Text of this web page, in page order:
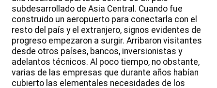
subdesarrollado de Asia Central. Cuando fue
construido un aeropuerto para conectarla con el
resto del país y el extranjero, signos evidentes de
progreso empezaron a surgir. Arribaron visitantes
desde otros países, bancos, inversionistas y
adelantos técnicos. Al poco tiempo, no obstante,
varias de las empresas que durante años habían
cubierto las elementales necesidades de los